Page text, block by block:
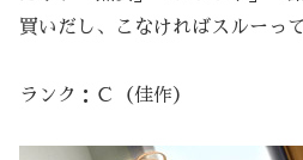
買いだし、こなければスルーっ
ランク：Ｃ（佳作）